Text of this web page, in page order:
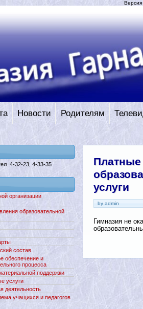
Версия
Новости Родителям
Платные
услуги
by admin
Гимназия не
4-32-23, 4-33-35
организации
образовательной
состав
обеспечение и
процесса
поддержки
услуги
деятельность
учащихся и педагогов